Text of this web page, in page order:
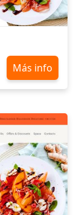
Más info